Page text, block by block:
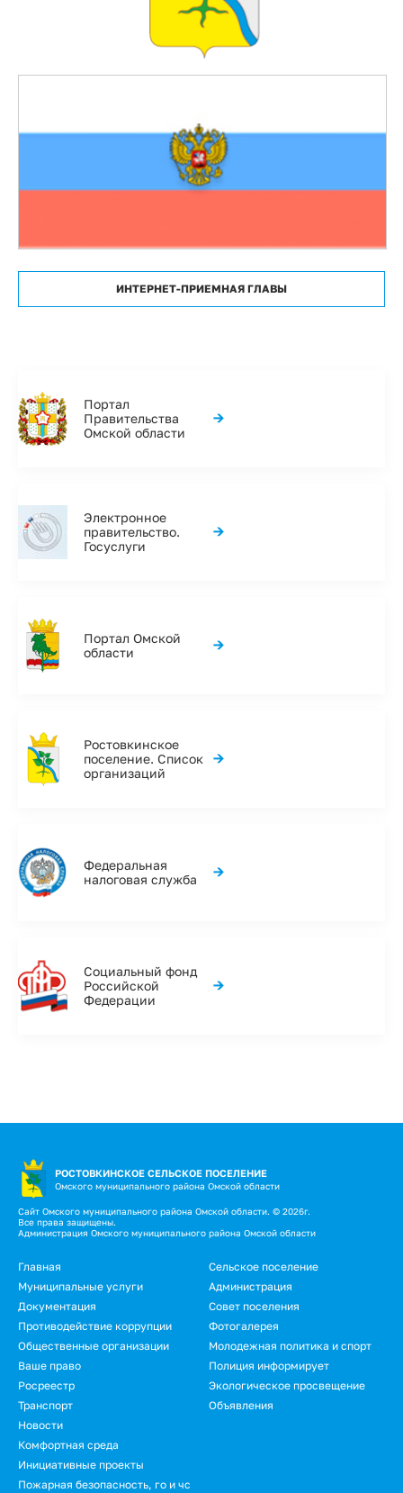
ИНТЕРНЕТ-ПРИЕМНАЯ ГЛАВЫ
Портал
Правительства
Омской области
→
Электронное
правительство.
Госуслуги
→
Портал Омской
области
→
Ростовкинское
поселение. Список
организаций
→
Федеральная
налоговая служба
→
Социальный фонд
Российской
Федерации
→
РОСТОВКИНСКОЕ СЕЛЬСКОЕ ПОСЕЛЕНИЕ
Омского муниципального района Омской области
Сайт Омского муниципального района Омской области. © 2026г.
Все права защищены.
Администрация Омского муниципального района Омской области
Подвал
Главная
Сельское поселение
Муниципальные услуги
Администрация
Документация
Совет поселения
Противодействие коррупции
Фотогалерея
Общественные организации
Молодежная политика и спорт
Ваше право
Полиция информирует
Росреестр
Экологическое просвещение
Транспорт
Объявления
Новости
Подвал.
Дополнительное
Комфортная среда
Инициативные проекты
Пожарная безопасность, го и чс